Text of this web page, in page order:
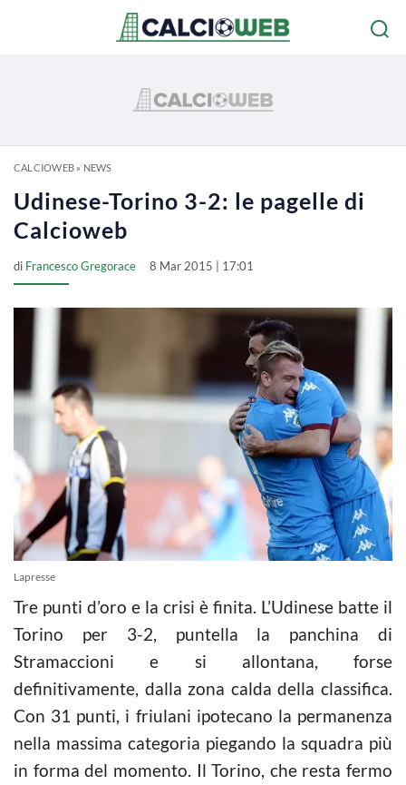
CALCIOWEB» NEWS
Udinese-Torino 3-2: le pagelle di
Calcioweb
di Francesco Gregorace 8 Mar 2015 | 17:01
Lapresse
Tre punti d’oro e la crisi è finita. L’Udinese batte il
Torino per 3-2, puntella la panchina di
Stramaccioni e si allontana, forse
definitivamente, dalla zona calda della classifica.
Con 31 punti, i friulani ipotecano la permanenza
nella massima categoria piegando la squadra più
in forma del momento. Il Torino, che resta fermo